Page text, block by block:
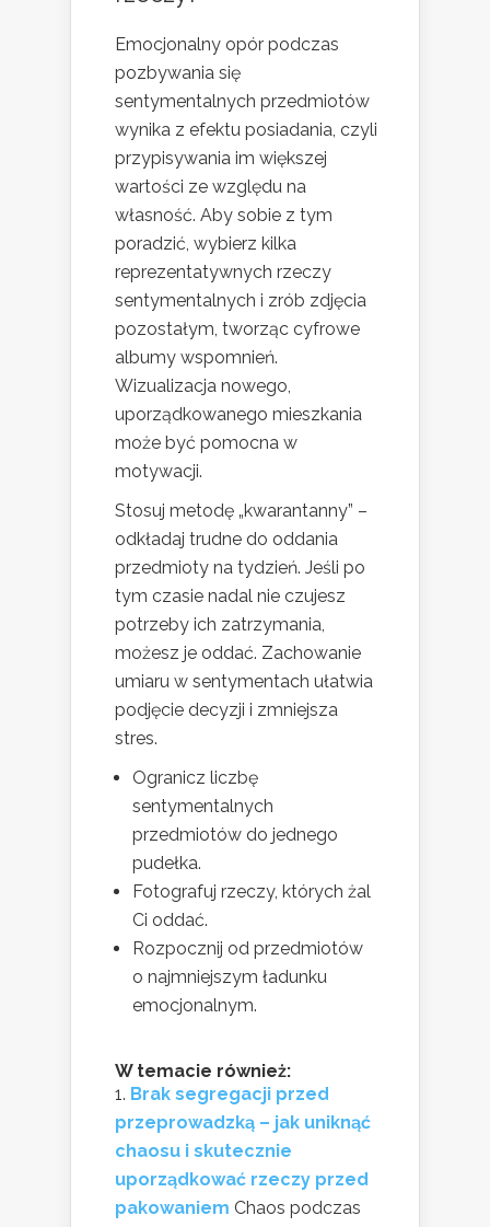
Emocjonalny opór podczas
pozbywania się
sentymentalnych przedmiotów
wynika z efektu posiadania, czyli
przypisywania im większej
wartości ze względu na
własność. Aby sobie z tym
poradzić, wybierz kilka
reprezentatywnych rzeczy
sentymentalnych i zrób zdjęcia
pozostałym, tworząc cyfrowe
albumy wspomnień.
Wizualizacja nowego,
uporządkowanego mieszkania
może być pomocna w
motywacji.
Stosuj metodę „kwarantanny” –
odkładaj trudne do oddania
przedmioty na tydzień. Jeśli po
tym czasie nadal nie czujesz
potrzeby ich zatrzymania,
możesz je oddać. Zachowanie
umiaru w sentymentach ułatwia
podjęcie decyzji i zmniejsza
stres.
Ogranicz liczbę
sentymentalnych
przedmiotów do jednego
pudełka.
Fotografuj rzeczy, których żal
Ci oddać.
Rozpocznij od przedmiotów
o najmniejszym ładunku
emocjonalnym.
W temacie również:
Brak segregacji przed
przeprowadzką – jak uniknąć
chaosu i skutecznie
uporządkować rzeczy przed
pakowaniem Chaos podczas